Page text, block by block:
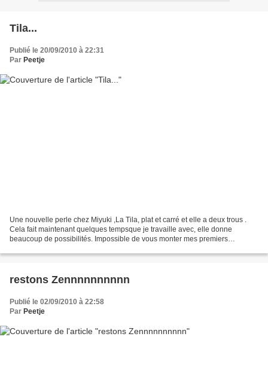
Tila...
Publié le 20/09/2010 à 22:31
Par Peetje
Une nouvelle perle chez Miyuki ,La Tila, plat et carré et elle a deux trous .
Cela fait maintenant quelques tempsque je travaille avec, elle donne
beaucoup de possibilités. Impossible de vous monter mes premiers
restons Zennnnnnnnnn
Publié le 02/09/2010 à 22:58
Par Peetje